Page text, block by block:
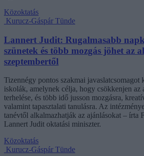
Közoktatás
Kurucz-Gáspár Tünde
Lannert Judit: Rugalmasabb
szünetek és több mozgás jöhet az
szeptembertől
Tizennégy pontos szakmai javaslatcsomagot
iskolák, amelynek célja, hogy csökkenjen az
terhelése, és több idő jusson mozgásra,
valamint tapasztalati tanulásra. Az
tanévtől alkalmazhatják az ajánlásokat – írta
Lannert Judit oktatási miniszter.
Közoktatás
Kurucz-Gáspár Tünde